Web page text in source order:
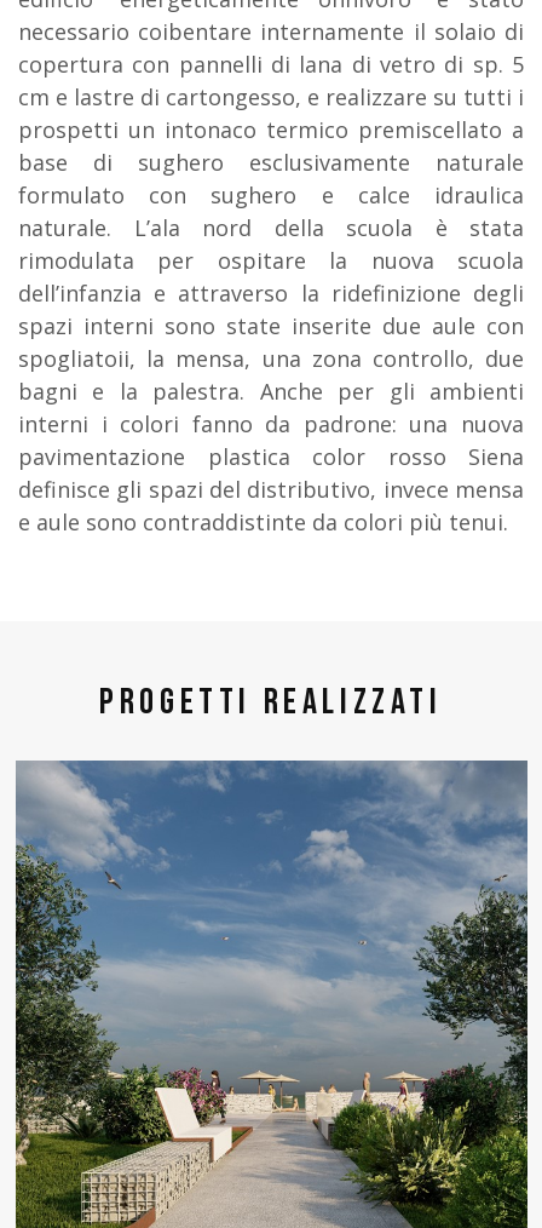
necessario coibentare internamente il solaio di
copertura con pannelli di lana di vetro di sp. 5
cm e lastre di cartongesso, e realizzare su tutti i
prospetti un intonaco termico premiscellato a
base di sughero esclusivamente naturale
formulato con sughero e calce idraulica
naturale. L’ala nord della scuola è stata
rimodulata per ospitare la nuova scuola
dell’infanzia e attraverso la ridefinizione degli
spazi interni sono state inserite due aule con
spogliatoii, la mensa, una zona controllo, due
bagni e la palestra. Anche per gli ambienti
interni i colori fanno da padrone: una nuova
pavimentazione plastica color rosso Siena
definisce gli spazi del distributivo, invece mensa
e aule sono contraddistinte da colori più tenui.
Progetti realizzati